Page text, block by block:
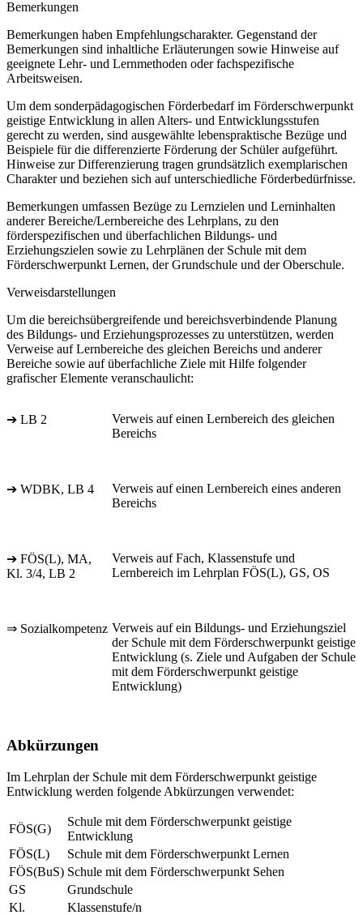
Bemerkungen
Bemerkungen haben Empfehlungscharakter. Gegenstand der
Bemerkungen sind inhaltliche Erläuterungen sowie Hinweise auf
geeignete Lehr- und Lernmethoden oder fachspezifische
Arbeitsweisen.
Um dem sonderpädagogischen Förderbedarf im Förderschwerpunkt
geistige Entwicklung in allen Alters- und Entwicklungsstufen
gerecht zu werden, sind ausgewählte lebenspraktische Bezüge und
Beispiele für die differenzierte Förderung der Schüler aufgeführt.
Hinweise zur Differenzierung tragen grundsätzlich exemplarischen
Charakter und beziehen sich auf unterschiedliche Förderbedürfnisse.
Bemerkungen umfassen Bezüge zu Lernzielen und Lerninhalten
anderer Bereiche/Lernbereiche des Lehrplans, zu den
förderspezifischen und überfachlichen Bildungs- und
Erziehungszielen sowie zu Lehrplänen der Schule mit dem
Förderschwerpunkt Lernen, der Grundschule und der Oberschule.
Verweisdarstellungen
Um die bereichsübergreifende und bereichsverbindende Planung
des Bildungs- und Erziehungsprozesses zu unterstützen, werden
Verweise auf Lernbereiche des gleichen Bereichs und anderer
Bereiche sowie auf überfachliche Ziele mit Hilfe folgender
grafischer Elemente veranschaulicht:
➔ LB 2
Verweis auf einen Lernbereich des gleichen
Bereichs
➔ WDBK, LB 4
Verweis auf einen Lernbereich eines anderen
Bereichs
➔ FÖS(L), MA,
Kl. 3/4, LB 2
Verweis auf Fach, Klassenstufe und
Lernbereich im Lehrplan FÖS(L), GS, OS
⇒ Sozialkompetenz Verweis auf ein Bildungs- und Erziehungsziel
der Schule mit dem Förderschwerpunkt geistige
Entwicklung (s. Ziele und Aufgaben der Schule
mit dem Förderschwerpunkt geistige
Entwicklung)
Abkürzungen
Im Lehrplan der Schule mit dem Förderschwerpunkt geistige
Entwicklung werden folgende Abkürzungen verwendet:
FÖS(G)
Schule mit dem Förderschwerpunkt geistige
Entwicklung
FÖS(L)
Schule mit dem Förderschwerpunkt Lernen
FÖS(BuS) Schule mit dem Förderschwerpunkt Sehen
GS
Grundschule
Kl.
Klassenstufe/n